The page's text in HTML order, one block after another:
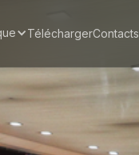
TéléchargerContacts